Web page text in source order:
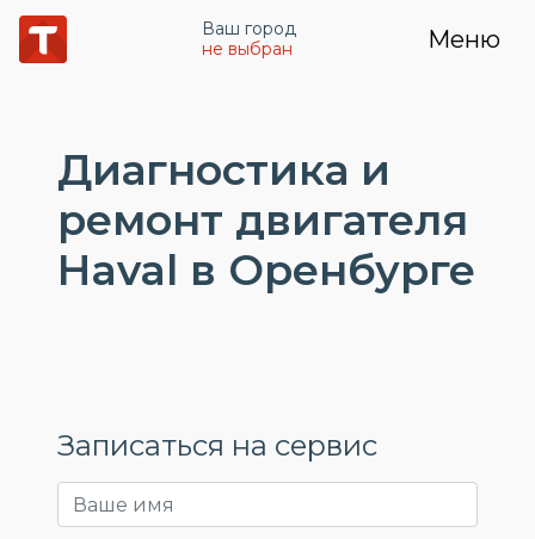
Ваш город
не выбран
Меню
Диагностика и
ремонт двигателя
Haval в Оренбурге
Записаться на сервис